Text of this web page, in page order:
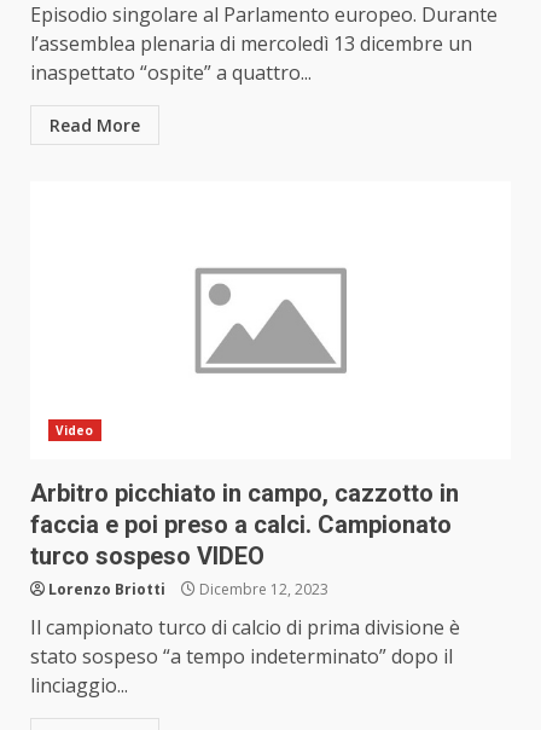
Episodio singolare al Parlamento europeo. Durante
l’assemblea plenaria di mercoledì 13 dicembre un
inaspettato “ospite” a quattro...
Read More
Video
Arbitro picchiato in campo, cazzotto in
faccia e poi preso a calci. Campionato
turco sospeso VIDEO
Lorenzo Briotti Dicembre 12, 2023
Il campionato turco di calcio di prima divisione è
stato sospeso “a tempo indeterminato” dopo il
linciaggio...